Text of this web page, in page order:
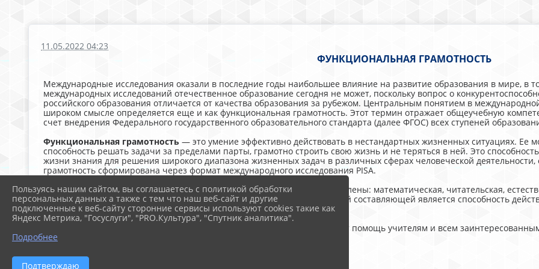
11.05.2022 04:23
ФУНКЦИОНАЛЬНАЯ ГРАМОТНОСТЬ
Международные исследования оказали в последние годы наибольшее влияние на развитие образования в мире, в
международных исследований отечественное образование сегодня не может, поскольку вопрос о
российского образования отличается от качества образования за рубежом. Центральным понятием в
широком смысле определяется еще и как функциональная грамотность. Этот термин отражает общеучебную
счет внедрения Федерального государственного образовательного стандарта (далее ФГОС) всех ступеней
Функциональная грамотность — это умение эффективно действовать в нестандартных жизненных ситуациях. Ее
способность решать задачи за пределами парты, грамотно строить свою жизнь и не теряться в ней. Это
жизни знания для решения широкого диапазона жизненных задач в различных сферах человеческой
грамотность сформирована через формат международного исследования PISA.
В качестве основных составляющих функциональной грамотности выделены: математическая, читательская,
компетенции и креативное мышление. Главной характеристикой каждой составляющей является способность
решая при этом разнообразные задачи.
Надеемся, что подготовленные и размещенные здесь материалы окажут помощь учителям и всем
функциональной грамотности обучающихся.
Пользуясь нашим сайтом, вы соглашаетесь с политикой обработки
персональных данных а также с тем что наш веб-сайт и другие
подключенные к веб-сайту сторонние сервисы используют cookies такие как
Яндекс Метрика, "Госуслуги", "PRO.Культура", "Спутник аналитика".
Подробнее
Подтверждаю